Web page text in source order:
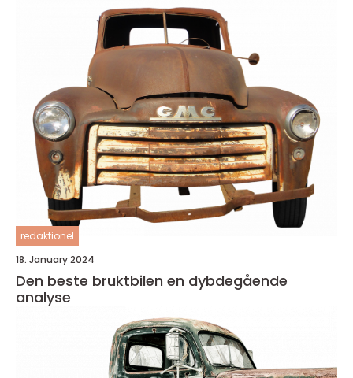
redaktionel
18. January 2024
Den beste bruktbilen en dybdegående
analyse